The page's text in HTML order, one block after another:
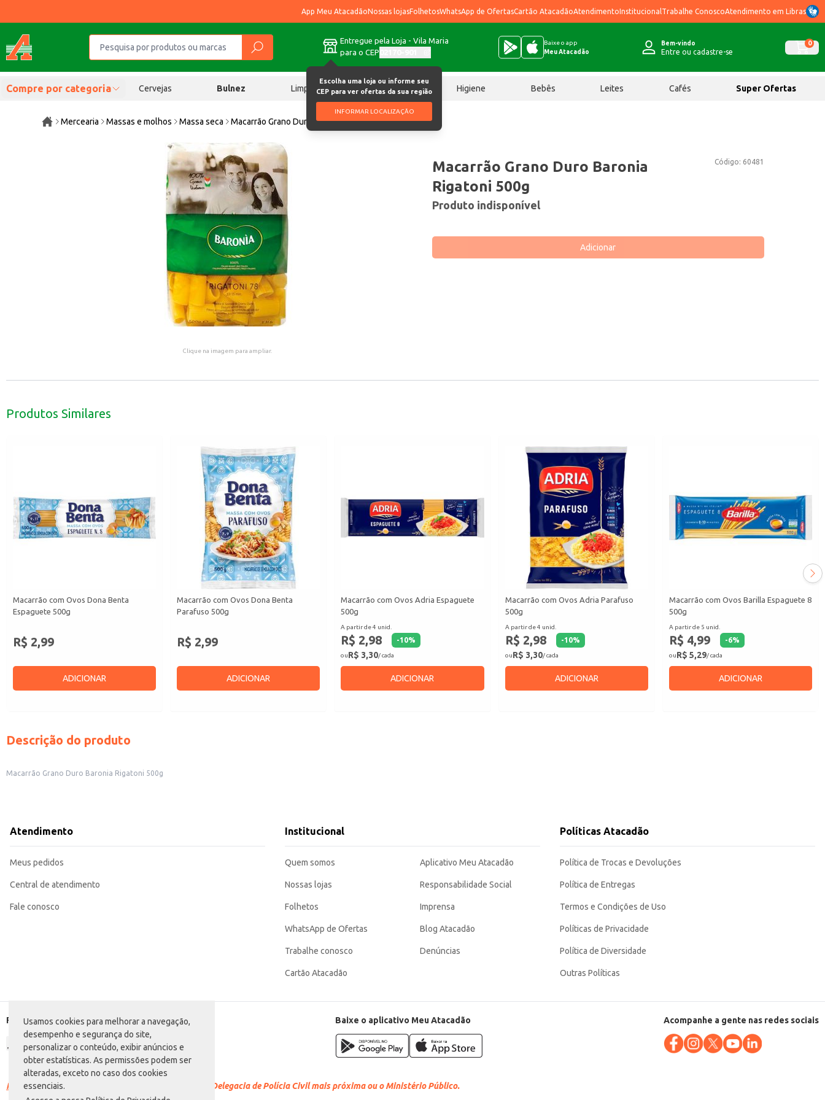
Usamos cookies para melhorar a navegação,
desempenho e segurança do site,
personalizar o conteúdo, exibir anúncios e
obter estatísticas. As permissões podem ser
alteradas, exceto no caso dos cookies
essenciais.
App Meu AtacadãoNossas lojasFolhetosWhatsApp de OfertasCartão AtacadãoAtendimentoInstitucional Trabalhe ConoscoAtendimento em Libras
Entregue pela Loja - Vila Maria
para o CEP
Escolha uma loja ou informe seu
CEP para ver ofertas da sua região
INFORMAR LOCALIZAÇÃO
Baixe o app
Meu Atacadão
Bem-vindo
Entre ou cadastre-se
0
Compre por categoria Cervejas Bulnez Limpeza Chocolates Higiene Bebês Leites Cafés Super Ofertas
Mercearia Massas e molhos Massa seca Macarrão Grano Duro Baronia Rigatoni 500g
Clique na imagem para ampliar.
Código: 60481
Macarrão Grano Duro Baronia
Rigatoni 500g
Produto indisponível
Adicionar
Produtos Similares
Macarrão com Ovos Dona Benta
Espaguete 500g
R$ 2,99
ADICIONAR
Macarrão com Ovos Dona Benta
Parafuso 500g
R$ 2,99
ADICIONAR
Macarrão com Ovos Adria Espaguete
500g
A partir de 4 unid.
R$ 2,98 -10%
ouR$ 3,30/ cada
ADICIONAR
Macarrão com Ovos Adria Parafuso
500g
A partir de 4 unid.
R$ 2,98 -10%
ouR$ 3,30/ cada
ADICIONAR
Macarrão com Ovos Barilla Espaguete 8
500g
A partir de 5 unid.
R$ 4,99 -6%
ouR$ 5,29/ cada
ADICIONAR
Descrição do produto
Macarrão Grano Duro Baronia Rigatoni 500g
Atendimento
Meus pedidos
Central de atendimento
Fale conosco
Institucional
Quem somos
Nossas lojas
Folhetos
WhatsApp de Ofertas
Trabalhe conosco
Cartão Atacadão
Aplicativo Meu Atacadão
Responsabilidade Social
Imprensa
Blog Atacadão
Denúncias
Políticas Atacadão
Política de Trocas e Devoluções
Política de Entregas
Termos e Condições de Uso
Políticas de Privacidade
Política de Diversidade
Outras Políticas
Formas de pagamento Baixe o aplicativo Meu Atacadão Acompanhe a gente nas redes sociais
Racismo é crime. Denuncie. Disque 100 ou procure a Delegacia de Polícia Civil mais próxima ou o Ministério Público.